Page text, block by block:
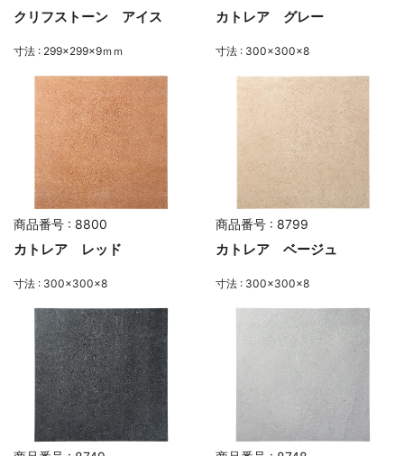
クリフストーン アイス
寸法 : 299×299×9ｍｍ
カトレア グレー
寸法 : 300×300×8
商品番号 : 8800
カトレア レッド
寸法 : 300×300×8
商品番号 : 8799
カトレア ベージュ
寸法 : 300×300×8